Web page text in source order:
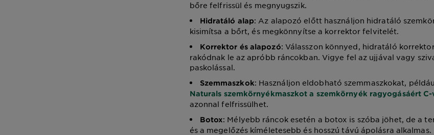
bőre felfrissül és megnyugszik.
Hidratáló alap: Az alapozó előtt használjon hidratáló
kisimítsa a bőrt, és megkönnyítse a korrektor felvitelét.
Korrektor és alapozó: Válasszon könnyed, hidratáló
rakódnak le az apróbb ráncokban. Vigye fel az ujjával vagy
paskolással.
Szemmaszkok: Használjon eldobható szemmaszkokat,
Naturals szemkörnyékmaszkot a szemkörnyék ragyogásáért
azonnal felfrissülhet.
Botox: Mélyebb ráncok esetén a botox is szóba jöhet, de a
és a megelőzés kíméletesebb és hosszú távú ápolásra alkalmas.